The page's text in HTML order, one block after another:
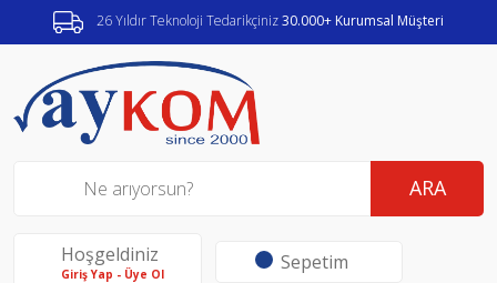
26 Yıldır Teknoloji Tedarikçiniz30.000+ Kurumsal Müşteri
ARA
Hoşgeldiniz
Giriş Yap - Üye Ol Sepetim